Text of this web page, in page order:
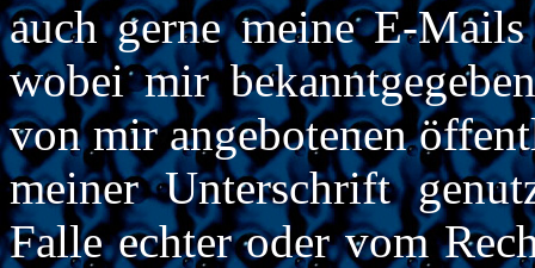
auch gerne meine E-
wobei mir
von mir angebotenen
meiner Unterschrift
Falle echter oder vom